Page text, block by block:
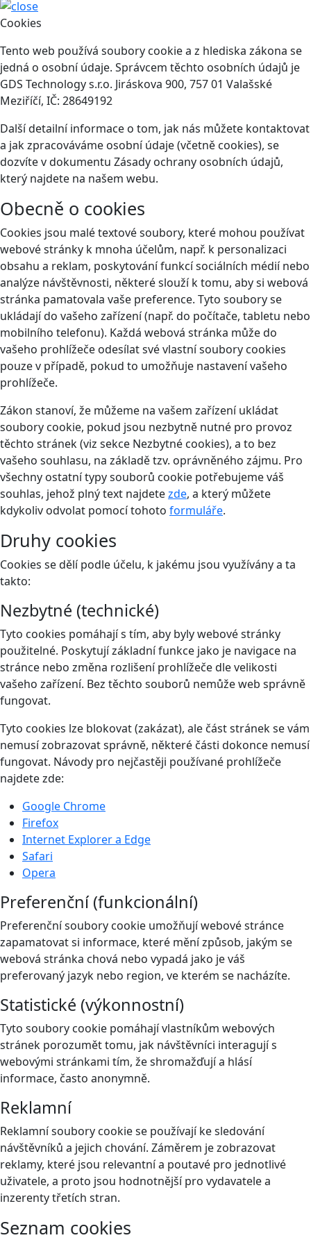
Cookies
Tento web používá soubory cookie a z hlediska zákona se
jedná o osobní údaje. Správcem těchto osobních údajů je
GDS Technology s.r.o. Jiráskova 900, 757 01 Valašské
Meziříčí, IČ: 28649192
Další detailní informace o tom, jak nás můžete kontaktovat
a jak zpracováváme osobní údaje (včetně cookies), se
dozvíte v dokumentu Zásady ochrany osobních údajů,
který najdete na našem webu.
Obecně o cookies
Cookies jsou malé textové soubory, které mohou používat
webové stránky k mnoha účelům, např. k personalizaci
obsahu a reklam, poskytování funkcí sociálních médií nebo
analýze návštěvnosti, některé slouží k tomu, aby si webová
stránka pamatovala vaše preference. Tyto soubory se
ukládají do vašeho zařízení (např. do počítače, tabletu nebo
mobilního telefonu). Každá webová stránka může do
vašeho prohlížeče odesílat své vlastní soubory cookies
pouze v případě, pokud to umožňuje nastavení vašeho
prohlížeče.
Zákon stanoví, že můžeme na vašem zařízení ukládat
soubory cookie, pokud jsou nezbytně nutné pro provoz
těchto stránek (viz sekce Nezbytné cookies), a to bez
vašeho souhlasu, na základě tzv. oprávněného zájmu. Pro
všechny ostatní typy souborů cookie potřebujeme váš
souhlas, jehož plný text najdetezde, a který můžete
kdykoliv odvolat pomocí tohoto formuláře.
Druhy cookies
Cookies se dělí podle účelu, k jakému jsou využívány a ta
takto:
Nezbytné (technické)
Tyto cookies pomáhají s tím, aby byly webové stránky
použitelné. Poskytují základní funkce jako je navigace na
stránce nebo změna rozlišení prohlížeče dle velikosti
vašeho zařízení. Bez těchto souborů nemůže web správně
fungovat.
Tyto cookies lze blokovat (zakázat), ale část stránek se vám
nemusí zobrazovat správně, některé části dokonce nemusí
fungovat. Návody pro nejčastěji používané prohlížeče
najdete zde:
Google Chrome
Firefox
Internet Explorer a Edge
Safari
Opera
Preferenční (funkcionální)
Preferenční soubory cookie umožňují webové stránce
zapamatovat si informace, které mění způsob, jakým se
webová stránka chová nebo vypadá jako je váš
preferovaný jazyk nebo region, ve kterém se nacházíte.
Statistické (výkonnostní)
Tyto soubory cookie pomáhají vlastníkům webových
stránek porozumět tomu, jak návštěvníci interagují s
webovými stránkami tím, že shromažďují a hlásí
informace, často anonymně.
Reklamní
Reklamní soubory cookie se používají ke sledování
návštěvníků a jejich chování. Záměrem je zobrazovat
reklamy, které jsou relevantní a poutavé pro jednotlivé
uživatele, a proto jsou hodnotnější pro vydavatele a
inzerenty třetích stran.
Seznam cookies